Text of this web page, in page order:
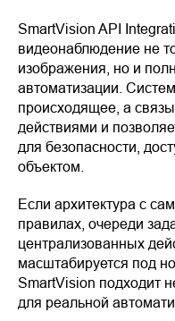
SmartVision API
видеонаблюдение не
изображения, но и
автоматизации.
происходящее, а
действиями и
для безопасности,
объектом.
Если архитектура с
правилах, очереди
централизованных
масштабируется под
SmartVision подходит
для реальной